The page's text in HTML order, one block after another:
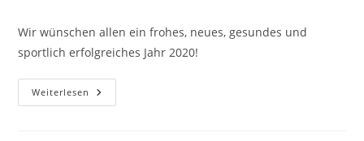
Wir wünschen allen ein frohes, neues, gesundes und
sportlich erfolgreiches Jahr 2020!
Weiterlesen Frohes
Neues